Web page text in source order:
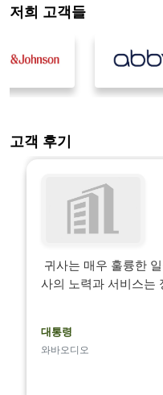
저희 고객들
고객 후기
귀사는 매우 훌륭한
사의 노력과 서비스는
대통령
와바오디오